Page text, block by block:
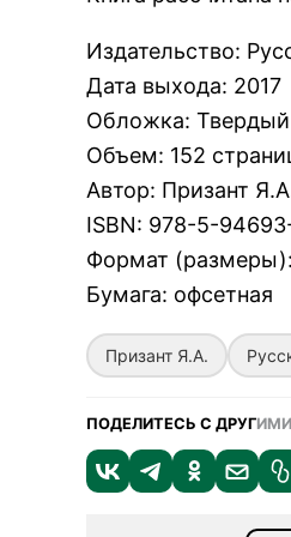
Издательство:
Дата выхода: 2017
Обложка:
Объем: 152
Автор: Призант
ISBN: 978-5-
Формат (размеры):
Бумага: офсетная
Призант Я.А.
ПОДЕЛИТЕСЬ С ДРУГИМИ